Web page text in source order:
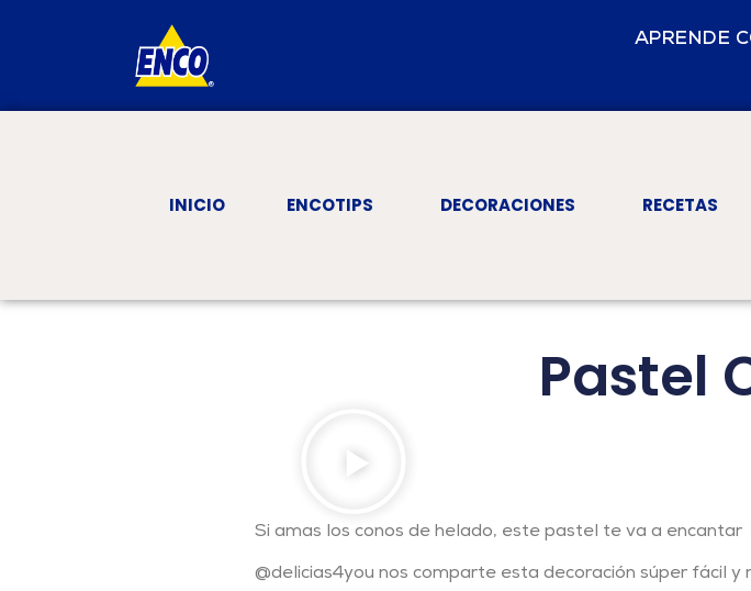
APRENDE
INICIO ENCOTIPS DECORACIONES RECETAS
Pastel
Si amas los conos de helado, este pastel te va a encantar
@delicias4you nos comparte esta decoración súper fácil